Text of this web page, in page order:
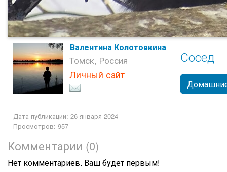
Валентина Колотовкина
Томск, Россия
Личный сайт
Сосед
Дата публикации: 26 января 2024
Просмотров: 957
Комментарии (0)
Нет комментариев. Ваш будет первым!